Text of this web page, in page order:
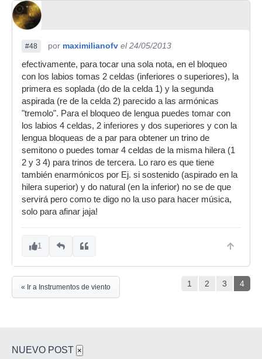
#48 por maximilianofv el 24/05/2013
efectivamente, para tocar una sola nota, en el bloqueo
con los labios tomas 2 celdas (inferiores o superiores), la
primera es soplada (do de la celda 1) y la segunda
aspirada (re de la celda 2) parecido a las armónicas
"tremolo". Para el bloqueo de lengua puedes tomar con
los labios 4 celdas, 2 inferiores y dos superiores y con la
lengua bloqueas de a par para obtener un trino de
semitono o puedes tomar 4 celdas de la misma hilera (1
2 y 3 4) para trinos de tercera. Lo raro es que tiene
también enarmónicos por Ej. si sostenido (aspirado en la
hilera superior) y do natural (en la inferior) no se de que
servirá pero como te digo no la uso para hacer música,
solo para afinar jaja!
1
1 2 3 4
« Ir a Instrumentos de viento
NUEVO POST ×